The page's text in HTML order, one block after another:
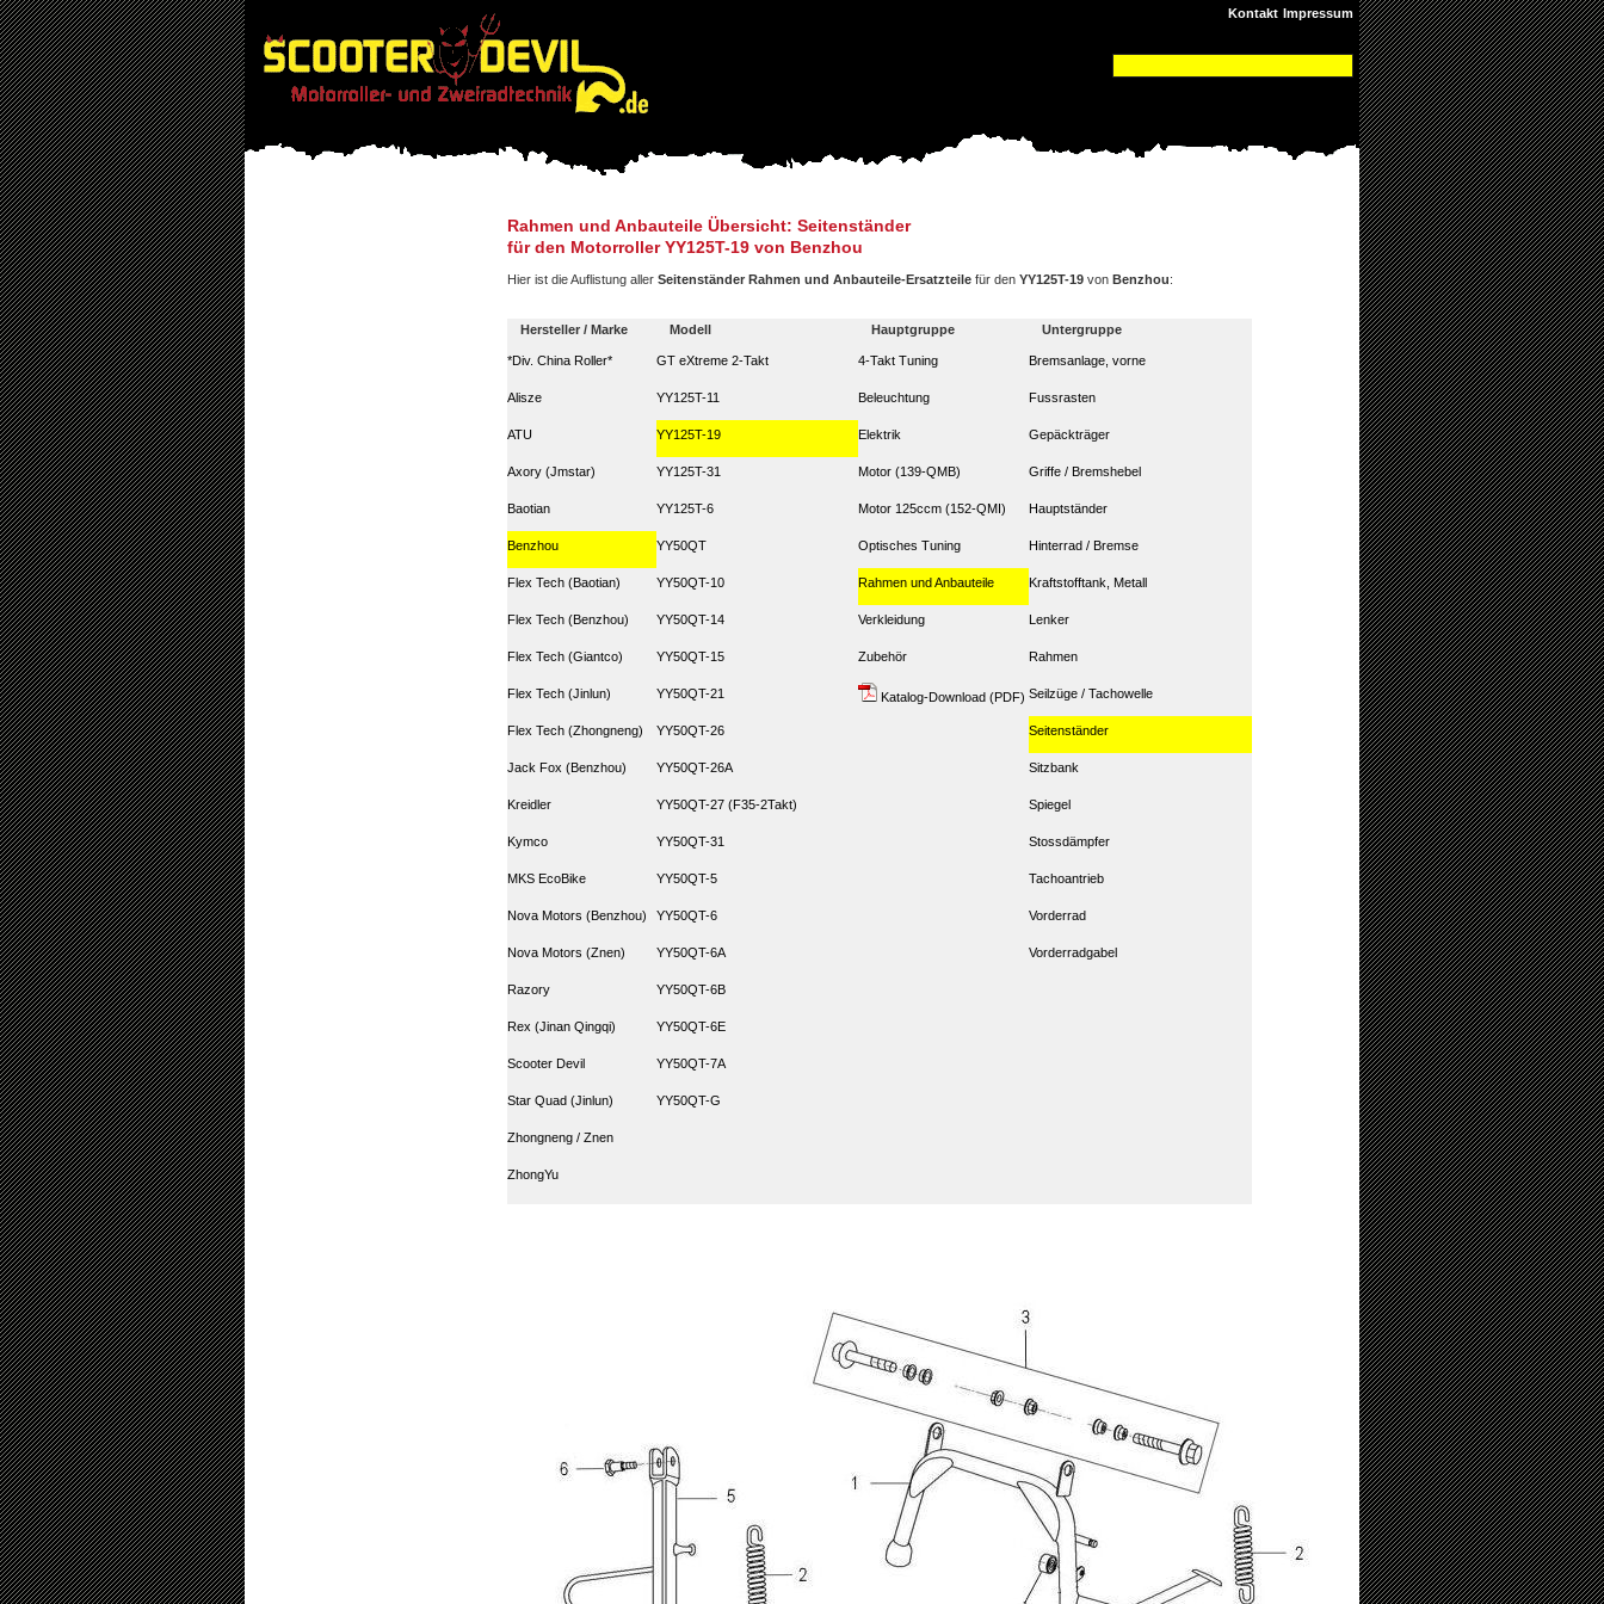
Impressum
Kontakt
Rahmen und Anbauteile Übersicht: Seitenständer
für den Motorroller YY125T-19 von Benzhou
Hier ist die Auflistung aller Seitenständer Rahmen und Anbauteile-Ersatzteile für den YY125T-19 von Benzhou:
Hersteller / Marke Modell Hauptgruppe Untergruppe
*Div. China Roller*
Alisze
ATU
Axory (Jmstar)
Baotian
Benzhou
Flex Tech (Baotian)
Flex Tech (Benzhou)
Flex Tech (Giantco)
Flex Tech (Jinlun)
Flex Tech (Zhongneng)
Jack Fox (Benzhou)
Kreidler
Kymco
MKS EcoBike
Nova Motors (Benzhou)
Nova Motors (Znen)
Razory
Rex (Jinan Qingqi)
Scooter Devil
Star Quad (Jinlun)
Zhongneng / Znen
ZhongYu
GT eXtreme 2-Takt
YY125T-11
YY125T-19
YY125T-31
YY125T-6
YY50QT
YY50QT-10
YY50QT-14
YY50QT-15
YY50QT-21
YY50QT-26
YY50QT-26A
YY50QT-27 (F35-2Takt)
YY50QT-31
YY50QT-5
YY50QT-6
YY50QT-6A
YY50QT-6B
YY50QT-6E
YY50QT-7A
YY50QT-G
4-Takt Tuning
Beleuchtung
Elektrik
Motor (139-QMB)
Motor 125ccm (152-QMI)
Optisches Tuning
Rahmen und Anbauteile
Verkleidung
Zubehör
Katalog-Download (PDF)
Bremsanlage, vorne
Fussrasten
Gepäckträger
Griffe / Bremshebel
Hauptständer
Hinterrad / Bremse
Kraftstofftank, Metall
Lenker
Rahmen
Seilzüge / Tachowelle
Seitenständer
Sitzbank
Spiegel
Stossdämpfer
Tachoantrieb
Vorderrad
Vorderradgabel